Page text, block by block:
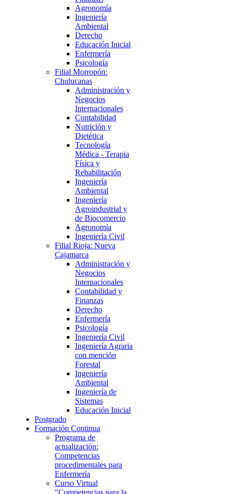
Agronomía
Ingeniería
Ambiental
Derecho
Educación Inicial
Enfermería
Psicología
Filial Morropón:
Chulucanas
Administración y
Negocios
Internacionales
Contabilidad
Nutrición y
Dietética
Tecnología
Médica - Terapia
Física y
Rehabilitación
Ingeniería
Ambiental
Ingeniería
Agroindustrial y
de Biocomercio
Agronomía
Ingeniería Civil
Filial Rioja: Nueva
Cajamarca
Administración y
Negocios
Internacionales
Contabilidad y
Finanzas
Derecho
Enfermería
Psicología
Ingeniería Civil
Ingeniería Agraria
con mención
Forestal
Ingeniería
Ambiental
Ingeniería de
Sistemas
Educación Inicial
Postgrado
Formación Continua
Programa de
actualización:
Competencias
procedimentales para
Enfermería
Curso Virtual
"Competencias para la